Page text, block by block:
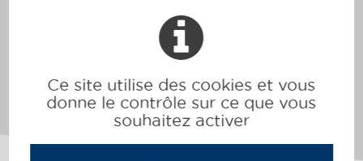
grande terrasse extérieure
Ce site utilise des cookies et vous
donne le contrôle sur ce que vous
souhaitez activer